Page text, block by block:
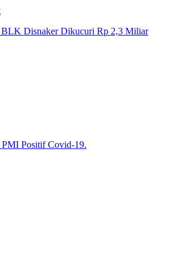
BLK Disnaker Dikucuri Rp 2,3 Miliar
Positif Covid-19.